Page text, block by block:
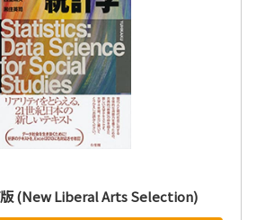
(New Liberal Arts Selection)